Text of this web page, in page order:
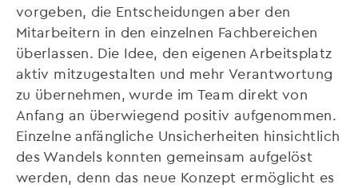
vorgeben, die Entscheidungen aber den
Mitarbeitern in den einzelnen Fachbereichen
überlassen. Die Idee, den eigenen Arbeitsplatz
aktiv mitzugestalten und mehr Verantwortung
zu übernehmen, wurde im Team direkt von
Anfang an überwiegend positiv aufgenommen.
Einzelne anfängliche Unsicherheiten hinsichtlich
des Wandels konnten gemeinsam aufgelöst
werden, denn das neue Konzept ermöglicht es